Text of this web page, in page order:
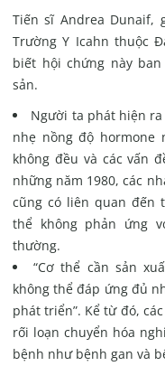
Tiến sĩ Andrea Dunaif,
Trường Y Icahn thuộc
biết hội chứng này
sản.
Người ta phát hiện
nhẹ nồng độ hormone
không đều và các vấn
những năm 1980, các
cũng có liên quan đến
thể không phản ứng
thường.
“Cơ thể cần sản
không thể đáp ứng đủ
phát triển”. Kể từ đó,
rối loạn chuyển hóa
bệnh như bệnh gan và